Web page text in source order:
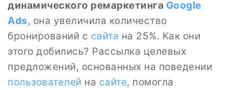
динамического ремаркетинга Google
Ads, она увеличила количество
бронирований с сайта на 25%. Как они
этого добились? Рассылка целевых
предложений, основанных на поведении
пользователей на сайте, помогла